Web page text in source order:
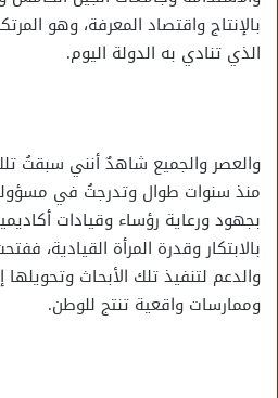
بالإنتاج واقتصاد المعرفة، وهو
الذي تنادي به الدولة اليوم.
والعصر والجميع شاهدٌ أنني سبقتُ
منذ سنوات طوال وتدرجتُ في
بجهود ورعاية رؤساء وقيادات
بالابتكار وقدرة المرأة القيادية،
والدعم لتنفيذ تلك الأبحاث
وممارسات واقعية تنتج للوطن.